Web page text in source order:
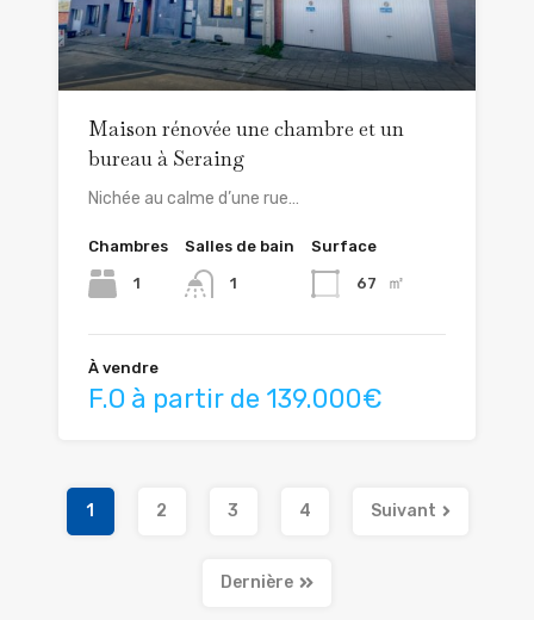
Maison rénovée une chambre et un
bureau à Seraing
Nichée au calme d’une rue…
Chambres
1
Salles de bain
1
Surface
67 ㎡
À vendre
F.O à partir de 139.000€
1 2 3 4 Suivant
Dernière